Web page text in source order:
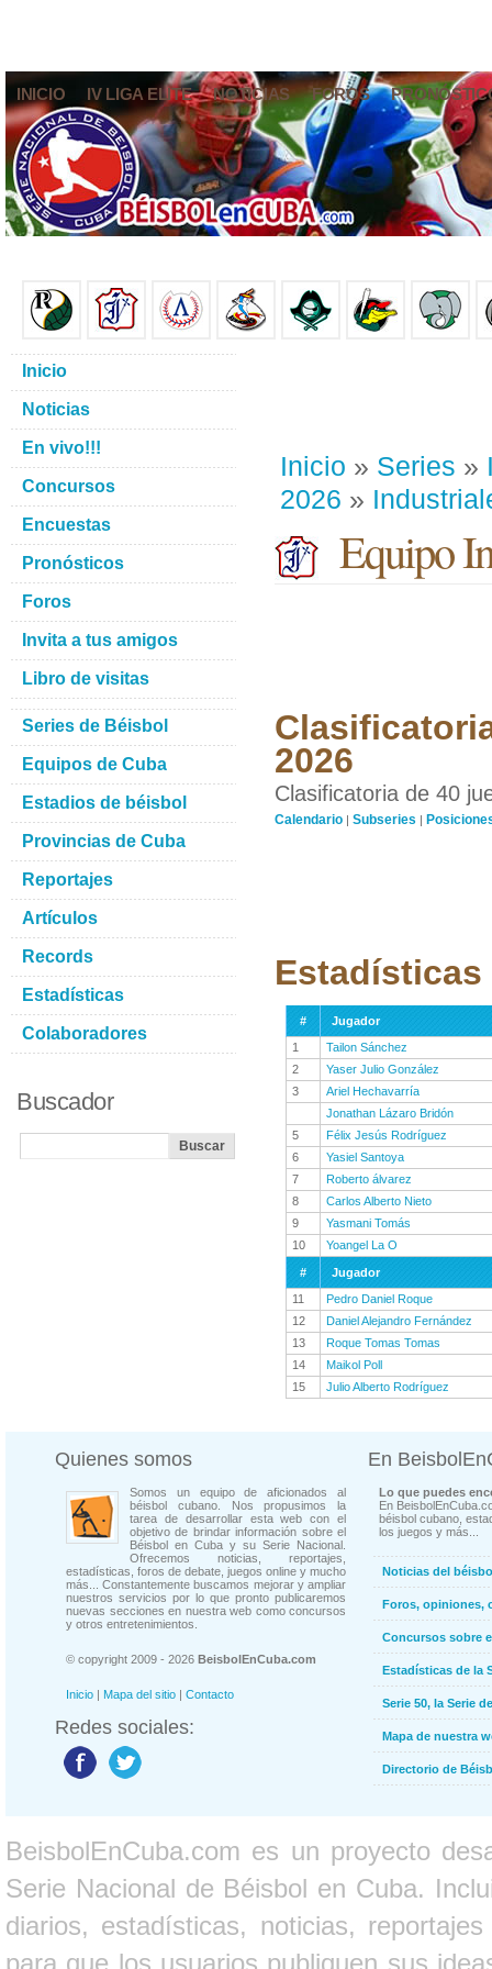
INICIO IV LIGA ELITE NOTICIAS FOROS
Inicio » Series »
2026 »
Equipo
2026
Clasificatoria de 40
Calendario | Subseries |
#
Jugador
1
Tailon Sánchez
2
Yaser Julio González
3
Ariel Hechavarría
Jonathan Lázaro Bridón
5
Félix Jesús Rodríguez
6
Yasiel Santoya
7
Roberto álvarez
8
Carlos Alberto Nieto
9
Yasmani Tomás
10
Yoangel La O
#
Jugador
11
Pedro Daniel Roque
12
Daniel Alejandro Fernández
13
Roque Tomas Tomas
14
Maikol Poll
15
Julio Alberto Rodríguez
Inicio
Noticias
En vivo!!!
Concursos
Encuestas
Pronósticos
Foros
Invita a tus amigos
Libro de visitas
Series de Béisbol
Equipos de Cuba
Estadios de béisbol
Provincias de Cuba
Reportajes
Artículos
Records
Estadísticas
Colaboradores
Buscador
Quienes somos
Somos un equipo de aficionados al
béisbol cubano. Nos propusimos la
tarea de desarrollar esta web con el
objetivo de brindar información sobre el
Béisbol en Cuba y su Serie Nacional.
Ofrecemos noticias, reportajes,
estadísticas, foros de debate, juegos online y mucho
más... Constantemente buscamos mejorar y ampliar
nuestros servicios por lo que pronto publicaremos
nuevas secciones en nuestra web como concursos
y otros entretenimientos.
© copyright 2009 - 2026 BeisbolEnCuba.com
Inicio | Mapa del sitio | Contacto
Redes sociales:
En
Lo que puedes
En
béisbol cubano,
los juegos y más...
Noticias del
Foros, opiniones,
Concursos sobre
Estadísticas de la
Serie 50, la Serie
Mapa de nuestra
Directorio de
BeisbolEnCuba.com es un proyecto
Serie Nacional de Béisbol en Cuba.
diarios, estadísticas, noticias,
para que los usuarios publiquen sus